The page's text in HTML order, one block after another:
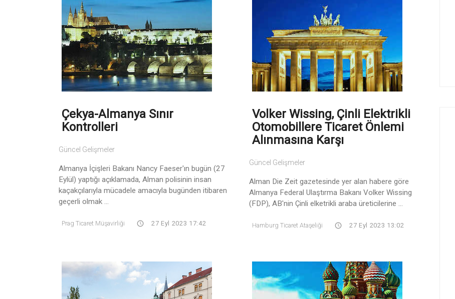
Çekya-Almanya Sınır
Kontrolleri
Güncel Gelişmeler
Almanya İçişleri Bakanı Nancy Faeser'ın bugün (27
Eylül) yaptığı açıklamada, Alman polisinin insan
kaçakçılarıyla mücadele amacıyla bugünden itibaren
geçerli olmak ...
Prag Ticaret Müşavirliği 27 Eyl 2023 17:42
Volker Wissing, Çinli Elektrikli
Otomobillere Ticaret Önlemi
Alınmasına Karşı
Güncel Gelişmeler
Alman Die Zeit gazetesinde yer alan habere göre
Almanya Federal Ulaştırma Bakanı Volker Wissing
(FDP), AB'nin Çinli elketrikli araba üreticilerine ...
Hamburg Ticaret Ataşeliği 27 Eyl 2023 13:02